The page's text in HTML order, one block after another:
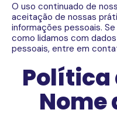
O uso continuado de
aceitação de nossas
informações pessoais.
como lidamos com
pessoais, entre em
Política
Nome